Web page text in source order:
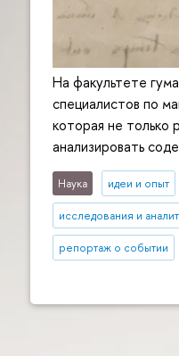
На факультете
специалистов по
которая не только
анализировать
Наука идеи и опыт
исследования и
репортаж о событии